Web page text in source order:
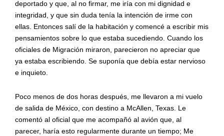
deportado y que, al no firmar, me iría con mi dignidad e
integridad, y que sin duda tenía la intención de irme con
ellas. Entonces salí de la habitación y comencé a escribir mis
pensamientos sobre lo que estaba sucediendo. Cuando los
oficiales de Migración miraron, parecieron no apreciar que
ya estaba escribiendo. Se suponía que debía estar nervioso
e inquieto.
Poco menos de dos horas después, me llevaron a mi vuelo
de salida de México, con destino a McAllen, Texas. Le
comentó al oficial que me acompañó al avión que, al
parecer, haría esto regularmente durante un tiempo; Me